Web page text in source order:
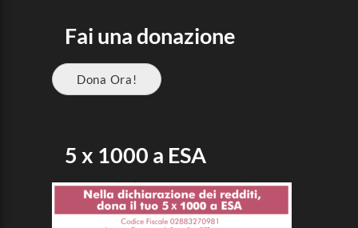
Fai una donazione
Dona Ora!
5 x 1000 a ESA